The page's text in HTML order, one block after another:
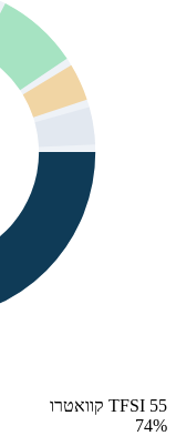
55 TFSI קוואטרו
74%